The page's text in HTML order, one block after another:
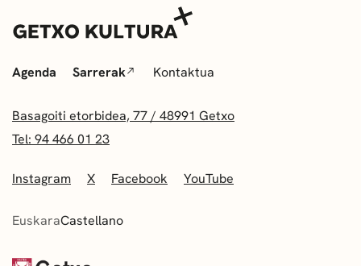
Agenda Sarrerak Kontaktua
Basagoiti etorbidea, 77 / 48991 Getxo
Tel: 94 466 01 23
Instagram X Facebook YouTube
EuskaraCastellano